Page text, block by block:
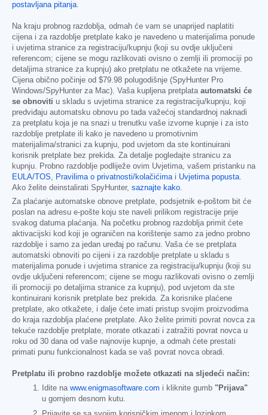
postavljana pitanja.
Na kraju probnog razdoblja, odmah će vam se unaprijed naplatiti
cijena i za razdoblje pretplate kako je navedeno u materijalima ponude
i uvjetima stranice za registraciju/kupnju (koji su ovdje uključeni
referencom; cijene se mogu razlikovati ovisno o zemlji ili promociji po
detaljima stranice za kupnju) ako pretplatu ne otkažete na vrijeme.
Cijena obično počinje od $79.98 polugodišnje (SpyHunter Pro
Windows/SpyHunter za Mac). Vaša kupljena pretplata automatski će
se obnoviti u skladu s uvjetima stranice za registraciju/kupnju, koji
predviđaju automatsku obnovu po tada važećoj standardnoj naknadi
za pretplatu koja je na snazi u trenutku vaše izvorne kupnje i za isto
razdoblje pretplate ili kako je navedeno u promotivnim
materijalima/stranici za kupnju, pod uvjetom da ste kontinuirani
korisnik pretplate bez prekida. Za detalje pogledajte stranicu za
kupnju. Probno razdoblje podliježe ovim Uvjetima, vašem pristanku na
EULA/TOS, Pravilima o privatnosti/kolačićimai Uvjetima popusta.
Ako želite deinstalirati SpyHunter, saznajte kako.
Za plaćanje automatske obnove pretplate, podsjetnik e-poštom bit će
poslan na adresu e-pošte koju ste naveli prilikom registracije prije
svakog datuma plaćanja. Na početku probnog razdoblja primit ćete
aktivacijski kod koji je ograničen na korištenje samo za jedno probno
razdoblje i samo za jedan uređaj po računu. Vaša će se pretplata
automatski obnoviti po cijeni i za razdoblje pretplate u skladu s
materijalima ponude i uvjetima stranice za registraciju/kupnju (koji su
ovdje uključeni referencom; cijene se mogu razlikovati ovisno o zemlji
ili promociji po detaljima stranice za kupnju), pod uvjetom da ste
kontinuirani korisnik pretplate bez prekida. Za korisnike plaćene
pretplate, ako otkažete, i dalje ćete imati pristup svojim proizvodima
do kraja razdoblja plaćene pretplate. Ako želite primiti povrat novca za
tekuće razdoblje pretplate, morate otkazati i zatražiti povrat novca u
roku od 30 dana od vaše najnovije kupnje, a odmah ćete prestati
primati punu funkcionalnost kada se vaš povrat novca obradi.
Pretplatu ili probno razdoblje možete otkazati na sljedeći način:
Idite na www.enigmasoftware.com i kliknite gumb "Prijava"
u gornjem desnom kutu.